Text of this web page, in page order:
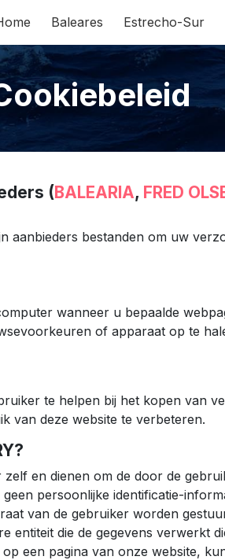
Baleares Estrecho-Sur
(BALEARIA, FRED
aanbieders bestanden om uw
wanneer u bepaalde
of apparaat op te
te helpen bij het kopen van
van deze website te verbeteren.
en dienen om de door de
persoonlijke identificatie-
van de gebruiker worden
die de gegevens verwerkt
een pagina van onze website,